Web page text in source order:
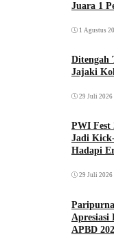
Juara 1
1 Agustus
Ditengah
Jajaki
29 Juli 2026
PWI Fest
Jadi
Hadapi
29 Juli 2026
Apresiasi
APBD